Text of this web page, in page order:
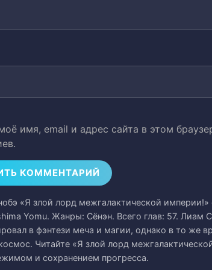
25: Подготовка
26: Барбекю
28: Охотник на пиратов Лиам
29: Выскользнувшая из рук рыбка
имя, email и адрес сайта в этом
«Я злой лорд межгалактической империи!»
Yomu. Жанры: Сёнэн. Всего глав: 57. Лиам
в фэнтези меча и магии, однако в то же
Читайте «Я злой лорд
и сохранением прогресса.